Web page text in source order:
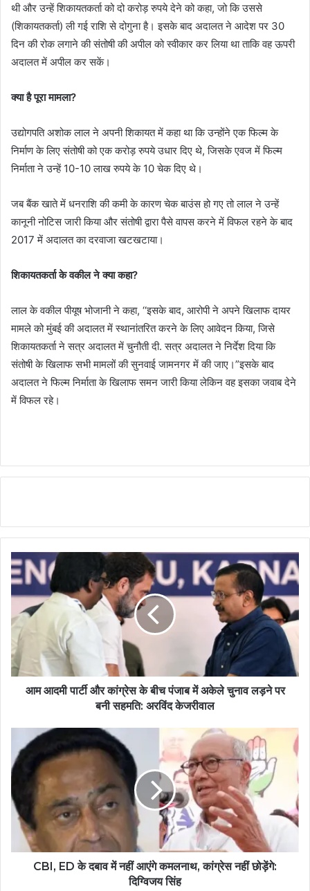
थी और उन्हें शिकायतकर्ता को दो करोड़ रुपये देने को कहा, जो कि उससे
(शिकायतकर्ता) ली गई राशि से दोगुना है। इसके बाद अदालत ने आदेश पर 30
दिन की रोक लगाने की संतोषी की अपील को स्वीकार कर लिया था ताकि वह ऊपरी
अदालत में अपील कर सकें।
क्या है पूरा मामला?
उद्योगपति अशोक लाल ने अपनी शिकायत में कहा था कि उन्होंने एक फिल्म के
निर्माण के लिए संतोषी को एक करोड़ रुपये उधार दिए थे, जिसके एवज में फिल्म
निर्माता ने उन्हें 10-10 लाख रुपये के 10 चेक दिए थे।
जब बैंक खाते में धनराशि की कमी के कारण चेक बाउंस हो गए तो लाल ने उन्हें
कानूनी नोटिस जारी किया और संतोषी द्वारा पैसे वापस करने में विफल रहने के बाद
2017 में अदालत का दरवाजा खटखटाया।
शिकायतकर्ता के वकील ने क्या कहा?
लाल के वकील पीयूष भोजानी ने कहा, ‘‘इसके बाद, आरोपी ने अपने खिलाफ दायर
मामले को मुंबई की अदालत में स्थानांतरित करने के लिए आवेदन किया, जिसे
शिकायतकर्ता ने सत्र अदालत में चुनौती दी. सत्र अदालत ने निर्देश दिया कि
संतोषी के खिलाफ सभी मामलों की सुनवाई जामनगर में की जाए।”इसके बाद
अदालत ने फिल्म निर्माता के खिलाफ समन जारी किया लेकिन वह इसका जवाब देने
में विफल रहे।
आम आदमी पार्टी और कांग्रेस के बीच पंजाब में अकेले चुनाव लड़ने पर
बनी सहमति: अरविंद केजरीवाल
CBI, ED के दबाव में नहीं आएंगे कमलनाथ, कांग्रेस नहीं छोड़ेंगे:
दिग्विजय सिंह